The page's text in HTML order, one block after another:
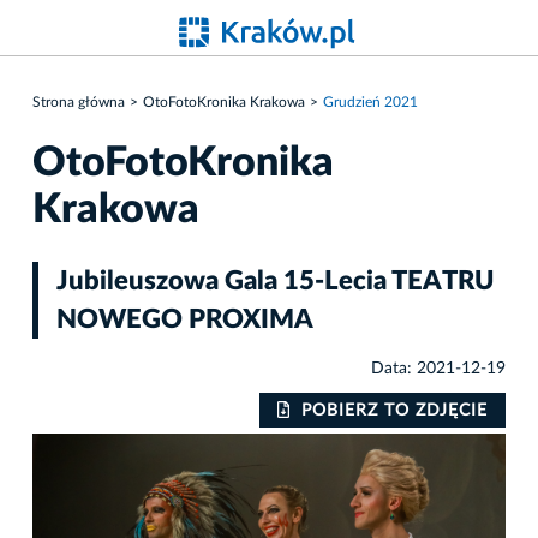
Strona główna OtoFotoKronika Krakowa Grudzień 2021
OtoFotoKronika
Krakowa
Jubileuszowa Gala 15-Lecia TEATRU
NOWEGO PROXIMA
Data: 2021-12-19
POBIERZ TO ZDJĘCIE